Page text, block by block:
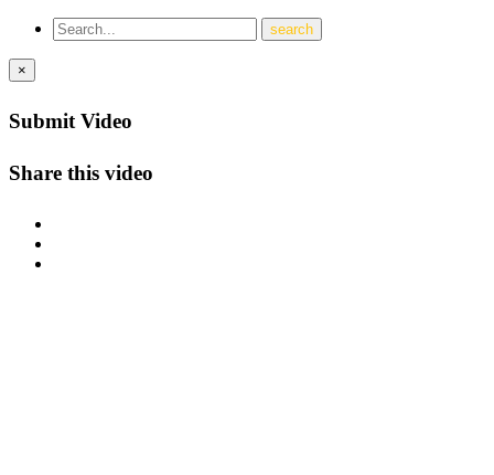
×
Submit Video
Share this video